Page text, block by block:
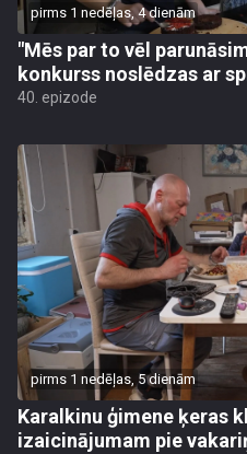
pirms 1 nedēļas, 4 dienām
"Mēs par to vēl
konkurss noslēdzas ar
40. epizode
pirms 1 nedēļas, 5 dienām
Karalkinu ģimene ķeras
izaicinājumam pie